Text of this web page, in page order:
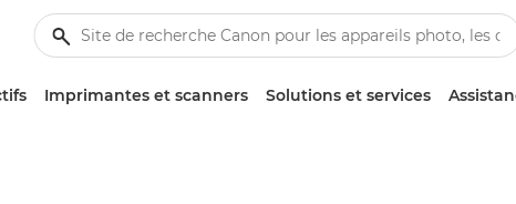
Imprimantes et scanners Solutions et services